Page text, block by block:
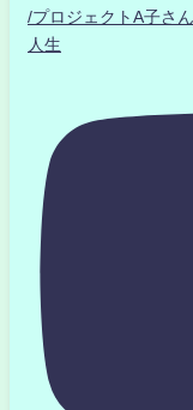
/プロジェクトA子さ
人生